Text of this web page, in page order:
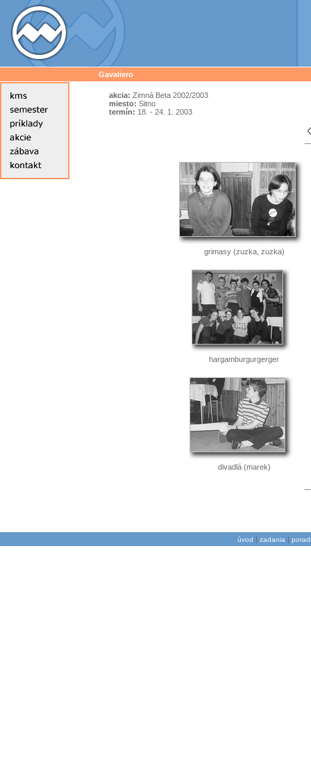
Gavaliero
akcia: Zimná Beta 2002/2003
miesto: Sitno
termín: 18. - 24. 1. 2003
grimasy (zuzka, zuzka)
hargamburgurgerger
divadlá (marek)
úvod | zadania |